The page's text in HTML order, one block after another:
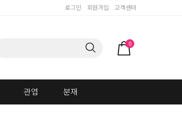
로그인 회원가입 고객센터
0
관엽 분재